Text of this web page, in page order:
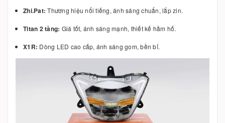
Zhi.Pat: Thương hiệu nổi tiếng, ánh sáng chuẩn, lắp zin.
Titan 2 tầng: Giá tốt, ánh sáng mạnh, thiết kế hầm hố.
X1R: Dòng LED cao cấp, ánh sáng gom, bền bỉ.